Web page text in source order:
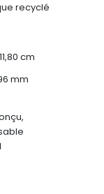
recyclé
cm
mm